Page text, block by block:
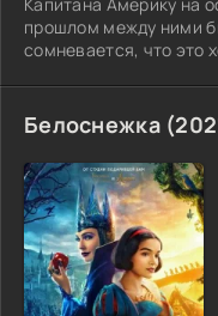
прошлом между ними
сомневается, что это
предатель
Росса.
Белоснежка